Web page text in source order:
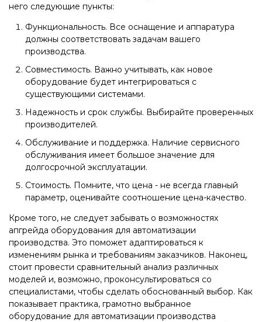
него следующие пункты:
Функциональность. Все оснащение и аппаратура
должны соответствовать задачам вашего
производства.
Совместимость. Важно учитывать, как новое
оборудование будет интегрироваться с
существующими системами.
Надежность и срок службы. Выбирайте проверенных
производителей.
Обслуживание и поддержка. Наличие сервисного
обслуживания имеет большое значение для
долгосрочной эксплуатации.
Стоимость. Помните, что цена - не всегда главный
параметр, оценивайте соотношение цена-качество.
Кроме того, не следует забывать о возможностях
апгрейда оборудования для автоматизации
производства. Это поможет адаптироваться к
изменениям рынка и требованиям заказчиков. Наконец,
стоит провести сравнительный анализ различных
моделей и, возможно, проконсультироваться со
специалистами, чтобы сделать обоснованный выбор. Как
показывает практика, грамотно выбранное
оборудование для автоматизации производства